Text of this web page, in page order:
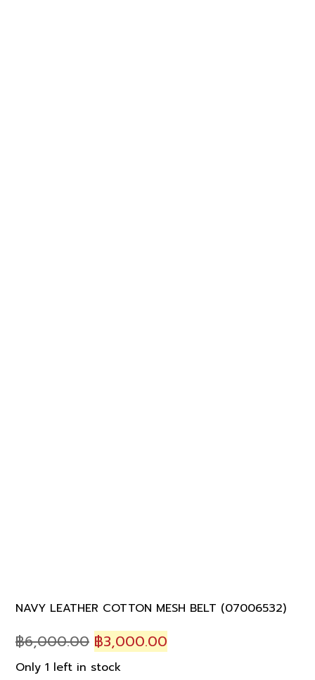
NAVY LEATHER COTTON MESH BELT (07006532)
฿6,000.00 Original
price
฿3,000.00
Only 1 left in stock